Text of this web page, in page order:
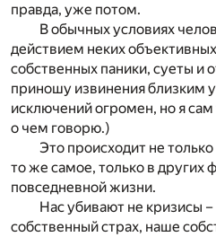
правда, уже потом.
В обычных условиях
действием неких
собственных паники, суеты и
приношу извинения близким
исключений огромен, но я
о чем говорю.)
Это происходит не
то же самое, только в других
повседневной жизни.
Нас убивают не кризисы
собственный страх, наше